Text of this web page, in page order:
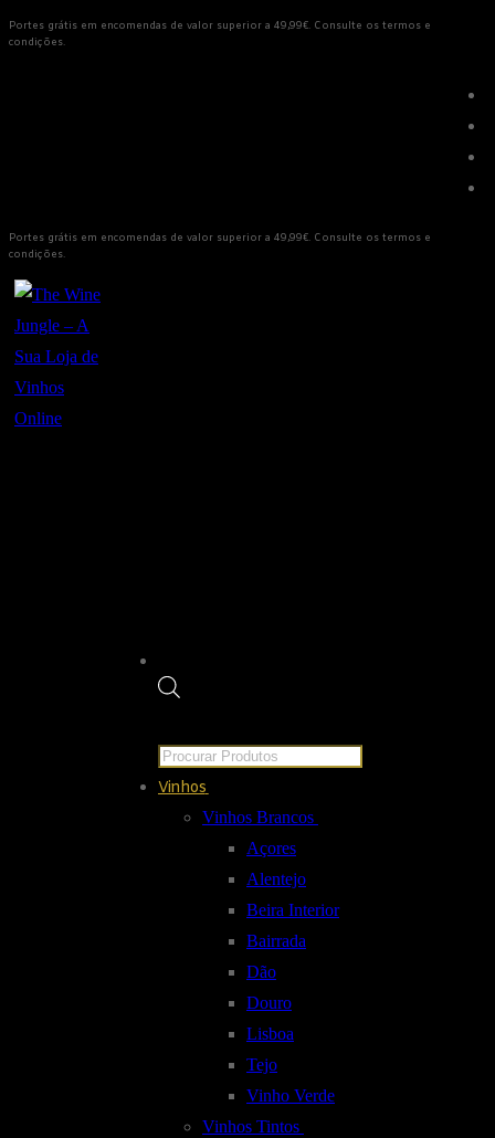
Saltar
Menu
Fechar
Portes grátis em encomendas de valor superior a 49,99€. Consulte os termos e
condições.
Portes grátis em encomendas de valor superior a 49,99€. Consulte os termos e
condições.
search
Vinhos
Vinhos Brancos
Açores
Alentejo
Beira Interior
Bairrada
Dão
Douro
Lisboa
Tejo
Vinho Verde
Vinhos Tintos